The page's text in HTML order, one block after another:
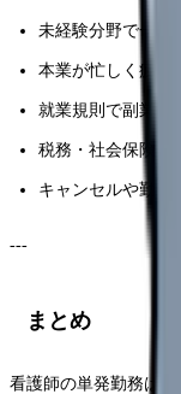
未経験分野で一人
本業が忙しく疲労
就業規則で副業が
税務・社会保険の
キャンセルや勤務
---
まとめ
看護師の単発勤務は